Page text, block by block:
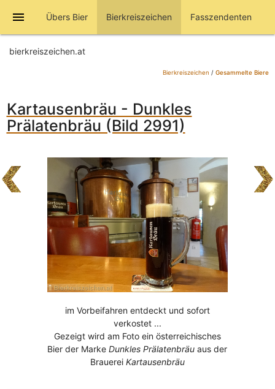
menu Übers Bier Bierkreiszeichen Fasszendenten
bierkreiszeichen.at
Bierkreiszeichen / Gesammelte Biere
Kartausenbräu - Dunkles
Prälatenbräu (Bild 2991)
im Vorbeifahren entdeckt und sofort
verkostet ...
Gezeigt wird am Foto ein österreichisches
Bier der MarkeDunkles Prälatenbräu aus der
Brauerei Kartausenbräu